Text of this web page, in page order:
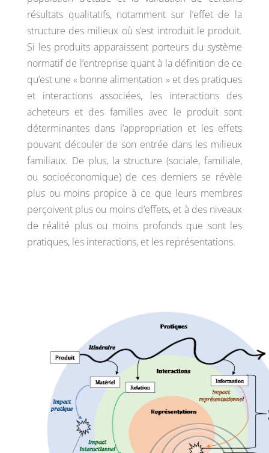
résultats qualitatifs, notamment sur l’effet de la
structure des milieux où s’est introduit le produit.
Si les produits apparaissent porteurs du système
normatif de l’entreprise quant à la définition de ce
qu’est une « bonne alimentation » et des pratiques
et interactions associées, les interactions des
acheteurs et des familles avec le produit sont
déterminantes dans l’appropriation et les effets
pouvant découler de son entrée dans les milieux
familiaux. De plus, la structure (sociale, familiale,
ou socioéconomique) de ces derniers se révèle
plus ou moins propice à ce que leurs membres
perçoivent plus ou moins d’effets, et à des niveaux
de réalité plus ou moins profonds que sont les
pratiques, les interactions, et les représentations.